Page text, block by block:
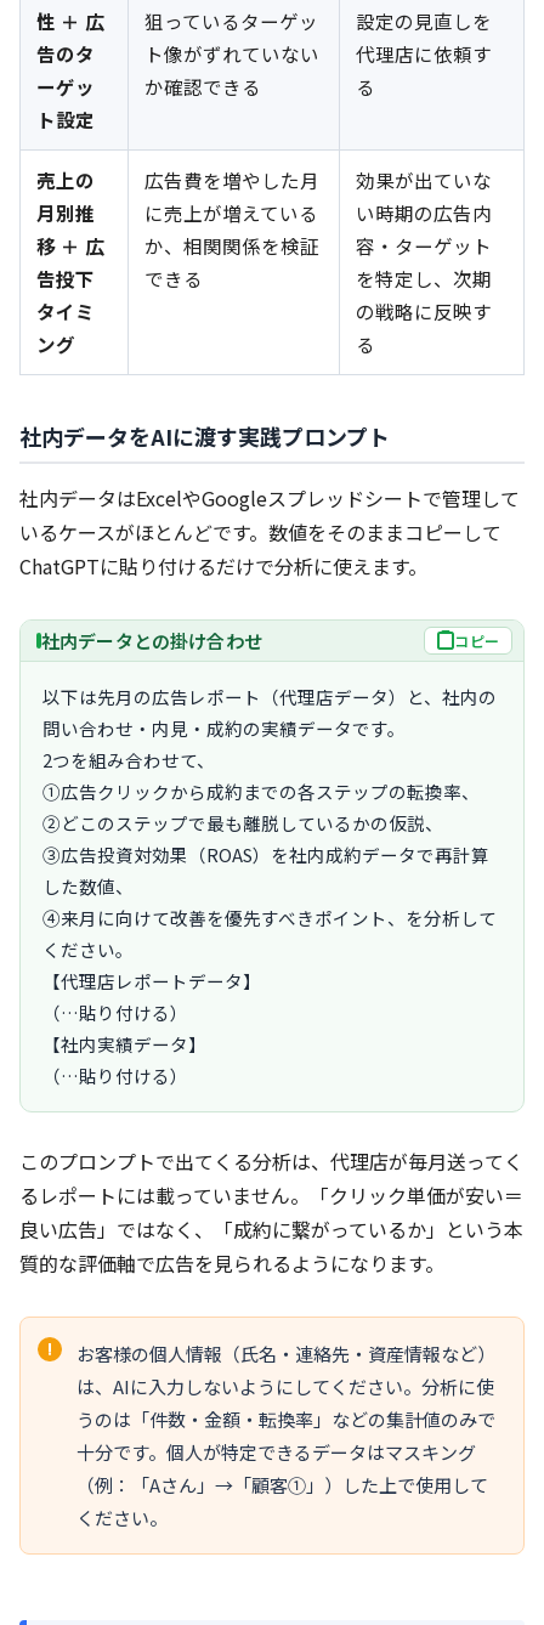
性 ＋ 広
告のタ
ーゲッ
ト設定
狙っているターゲッ
ト像がずれていない
か確認できる
設定の見直しを
代理店に依頼す
る
売上の
月別推
移 ＋ 広
告投下
タイミ
ング
広告費を増やした月
に売上が増えている
か、相関関係を検証
できる
効果が出ていな
い時期の広告内
容・ターゲット
を特定し、次期
の戦略に反映す
る
社内データをAIに渡す実践プロンプト
社内データはExcelやGoogleスプレッドシートで管理して
いるケースがほとんどです。数値をそのままコピーして
ChatGPTに貼り付けるだけで分析に使えます。
社内データとの掛け合わせ コピー
以下は先月の広告レポート（代理店データ）と、社内の
問い合わせ・内見・成約の実績データです。
2つを組み合わせて、
①広告クリックから成約までの各ステップの転換率、
②どこのステップで最も離脱しているかの仮説、
③広告投資対効果（ROAS）を社内成約データで再計算
した数値、
④来月に向けて改善を優先すべきポイント、を分析して
ください。
【代理店レポートデータ】
（…貼り付ける）
【社内実績データ】
（…貼り付ける）
このプロンプトで出てくる分析は、代理店が毎月送ってく
るレポートには載っていません。「クリック単価が安い＝
良い広告」ではなく、「成約に繋がっているか」という本
質的な評価軸で広告を見られるようになります。
お客様の個人情報（氏名・連絡先・資産情報など）
は、AIに入力しないようにしてください。分析に使
うのは「件数・金額・転換率」などの集計値のみで
十分です。個人が特定できるデータはマスキング
（例：「Aさん」→「顧客①」）した上で使用して
ください。